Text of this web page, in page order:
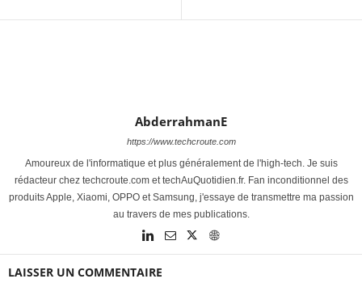
AbderrahmanE
https://www.techcroute.com
Amoureux de l'informatique et plus généralement de l'high-tech. Je suis
rédacteur chez techcroute.com et techAuQuotidien.fr. Fan inconditionnel des
produits Apple, Xiaomi, OPPO et Samsung, j'essaye de transmettre ma passion
au travers de mes publications.
LAISSER UN COMMENTAIRE